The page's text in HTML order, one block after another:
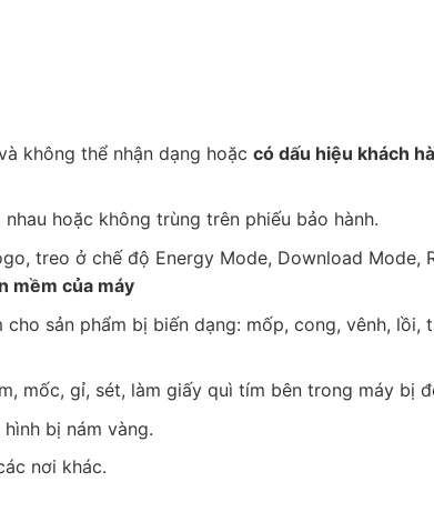
không thể nhận dạng hoặc có dấu hiệu khách
hoặc không trùng trên phiếu bảo hành.
treo ở chế độ Energy Mode, Download Mode,
mềm của máy
sản phẩm bị biến dạng: mốp, cong, vênh, lồi,
mốc, gỉ, sét, làm giấy quì tím bên trong máy bị
bị nám vàng.
nơi khác.